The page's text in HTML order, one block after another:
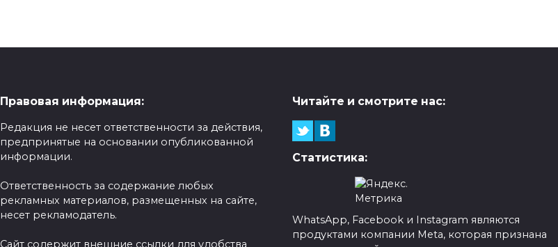
Правовая информация:
Редакция не несет ответственности за действия,
предпринятые на основании опубликованной
информации.
Ответственность за содержание любых
рекламных материалов, размещенных на сайте,
несет рекламодатель.
Сайт содержит внешние ссылки для удобства
Читайте и смотрите нас:
Статистика:
WhatsApp, Facebook и Instagram являются
продуктами компании Meta, которая признана